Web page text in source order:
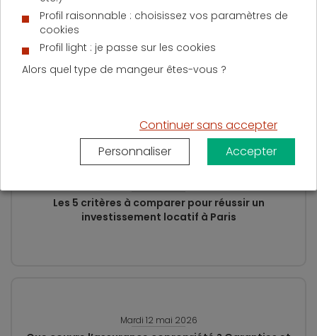
parole du courtier.
Bon plan –
Simulation de prêt immobilier :
comparez les meilleurs taux du marché
Actualité sur le même sujet –Prêt immobilier :
D'AUTRES ACTUALITÉS SUR LE PRÊT IMMOBILIER
Les 5 critères à comparer pour réussir un
investissement locatif à Paris
Mardi 12 mai 2026
Profil raisonnable : choisissez vos paramètres de
cookies
Profil light : je passe sur les cookies
Alors quel type de mangeur êtes-vous ?
Continuer sans accepter
Personnaliser
Accepter